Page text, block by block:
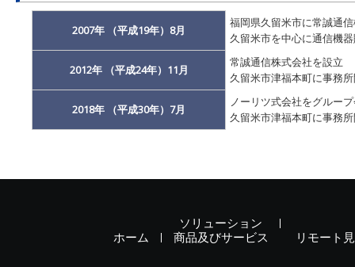
2007年 （平成19年）8月
福岡県久留米市に常誠通
久留米市を中心に通信機
2012年 （平成24年）11月
常誠通信株式会社を設立
久留米市津福本町に事務
2018年 （平成30年） 7月
ノーリツ式会社をグルー
久留米市津福本町に事務
ホーム
ソリューション
商品及びサービス
リモート